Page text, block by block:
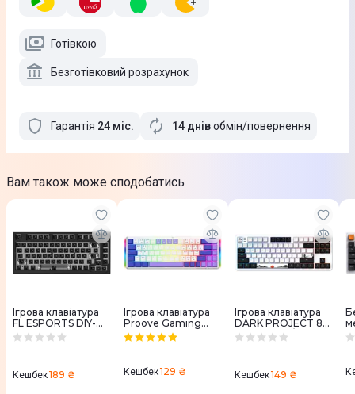
Готівкою
Безготівковий розрахунок
Гарантія 24 міс. 14 днівобмін/повернення
Вам також може сподобатись
Ігрова клавіатура
FL ESPORTS DIY-
barebone MK750
Кешбек189 ₴
Ігрова клавіатура
Proove Gaming
AFK white
Кешбек129 ₴
Ігрова клавіатура
DARK PROJECT 87
Fuji V2 ENG/UA
Кешбек149 ₴